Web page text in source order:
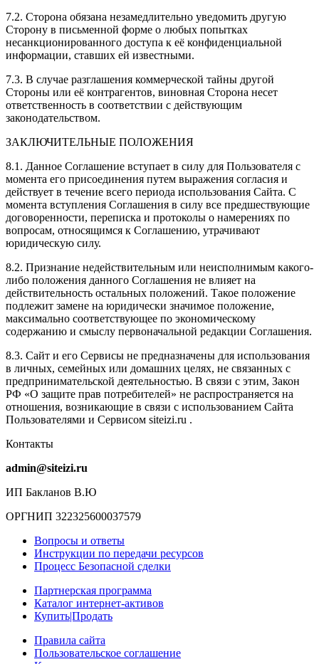
7.2. Сторона обязана незамедлительно уведомить другую
Сторону в письменной форме о любых попытках
несанкционированного доступа к её конфиденциальной
информации, ставших ей известными.
7.3. В случае разглашения коммерческой тайны другой
Стороны или её контрагентов, виновная Сторона несет
ответственность в соответствии с действующим
законодательством.
ЗАКЛЮЧИТЕЛЬНЫЕ ПОЛОЖЕНИЯ
8.1. Данное Соглашение вступает в силу для Пользователя с
момента его присоединения путем выражения согласия и
действует в течение всего периода использования Сайта. С
момента вступления Соглашения в силу все предшествующие
договоренности, переписка и протоколы о намерениях по
вопросам, относящимся к Соглашению, утрачивают
юридическую силу.
8.2. Признание недействительным или неисполнимым какого-
либо положения данного Соглашения не влияет на
действительность остальных положений. Такое положение
подлежит замене на юридически значимое положение,
максимально соответствующее по экономическому
содержанию и смыслу первоначальной редакции Соглашения.
8.3. Сайт и его Сервисы не предназначены для использования
в личных, семейных или домашних целях, не связанных с
предпринимательской деятельностью. В связи с этим, Закон
РФ «О защите прав потребителей» не распространяется на
отношения, возникающие в связи с использованием Сайта
Пользователями и Сервисом siteizi.ru .
Контакты
admin@siteizi.ru
ИП Бакланов В.Ю
ОРГНИП 322325600037579
Вопросы и ответы
Инструкции по передачи ресурсов
Процесс Безопасной сделки
Партнерская программа
Каталог интернет-активов
Купить|Продать
Правила сайта
Пользовательское соглашение